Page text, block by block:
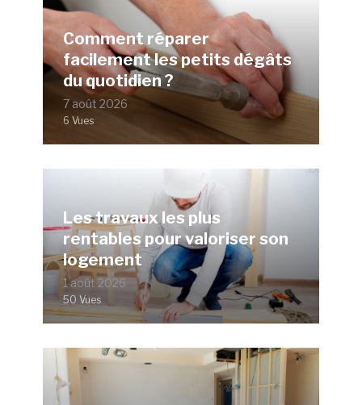
Comment réparer
facilement les petits dégâts
du quotidien ?
7 août 2026
6 Vues
Les travaux les plus
rentables pour valoriser son
logement
1 août 2026
50 Vues